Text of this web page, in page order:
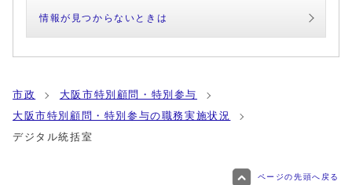
情報が見つからないときは
市政
大阪市特別顧問・特別参与
大阪市特別顧問・特別参与の職務実施状況
デジタル統括室
ページの先頭へ戻る